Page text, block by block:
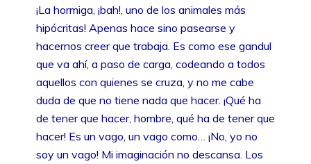
¡La hormiga, ¡bah!, uno de los animales más
hipócritas! Apenas hace sino pasearse y
hacernos creer que trabaja. Es como ese gandul
que va ahí, a paso de carga, codeando a todos
aquellos con quienes se cruza, y no me cabe
duda de que no tiene nada que hacer. ¡Qué ha
de tener que hacer, hombre, qué ha de tener que
hacer! Es un vago, un vago como… ¡No, yo no
soy un vago! Mi imaginación no descansa. Los